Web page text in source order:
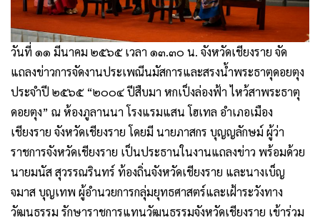
วันที่ ๑๑ มีนาคม ๒๕๖๕ เวลา ๑๓.๓๐ น. จังหวัดเชียงราย จัด
แถลงข่าวการจัดงานประเพณีนมัสการและสรงน้ำพระธาตุดอยตุง
ประจำปี ๒๕๖๕ “๒๐๐๔ ปีสืบมา หกเป็งล่องฟ้า ไหว้สาพระธาตุ
ดอยตุง” ณ ห้องภูลานนา โรงแรมแสน โฮเทล อำเภอเมือง
เชียงราย จังหวัดเชียงราย โดยมี นายภาสกร บุญญลักษม์ ผู้ว่า
ราชการจังหวัดเชียงราย เป็นประธานในงานแถลงข่าว พร้อมด้วย
นายมนัส สุวรรณรินทร์ ท้องถิ่นจังหวัดเชียงราย และนางเบ็ญ
จมาส บุญเทพ ผู้อำนวยการกลุ่มยุทธศาสตร์และเฝ้าระวังทาง
วัฒนธรรม รักษาราชการแทนวัฒนธรรมจังหวัดเชียงราย เข้าร่วม